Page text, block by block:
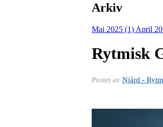
Arkiv
Mai 2025 (1) April
Rytmisk
Postet av Njård -